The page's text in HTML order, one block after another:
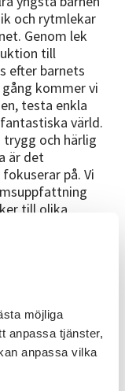
möjliga
anpassa tjänster,
anpassa vilka
och rytmlekar
Genom lek
till
efter barnets
kommer vi
testa enkla
värld.
och härlig
är det
på. Vi
till olika
som gillar att